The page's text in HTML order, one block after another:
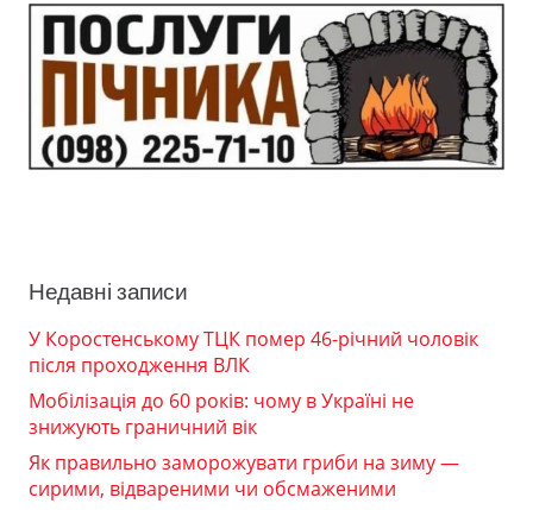
Недавні записи
У Коростенському ТЦК помер 46-річний чоловік
після проходження ВЛК
Мобілізація до 60 років: чому в Україні не
знижують граничний вік
Як правильно заморожувати гриби на зиму —
сирими, відвареними чи обсмаженими